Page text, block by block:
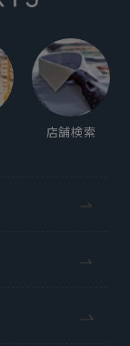
店舗検索